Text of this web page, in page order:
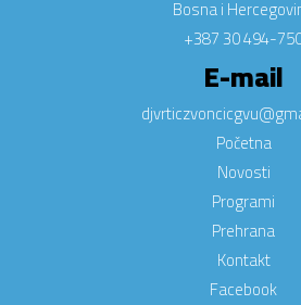
Bosna i
+387 30 494-
E-mail
Početna
Novosti
Programi
Prehrana
Kontakt
Facebook